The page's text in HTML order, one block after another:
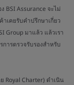
BSI Assurance จะไม่
เคยรับคำปรึกษาเกี่ยว
Group มาแล้ว แล้วเรา
ารตรวจรับรองสำหรับ
Royal Charter) ดำเนิน